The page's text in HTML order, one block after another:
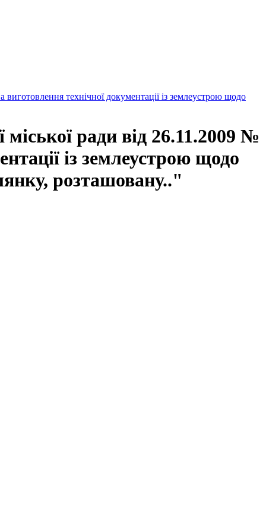
технічної документації із землеустрою щодо
ради від 26.11.2009 №
із землеустрою щодо
розташовану.."